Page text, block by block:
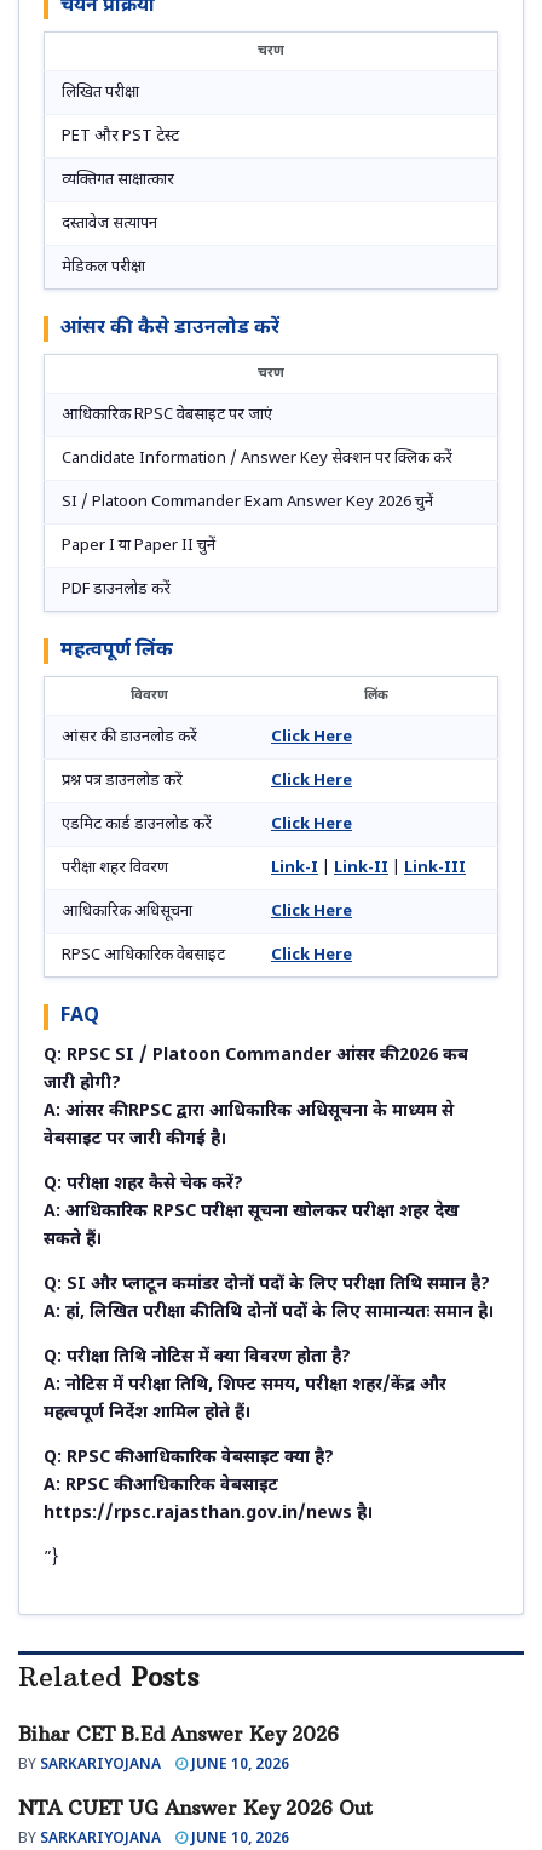
चयन प्रक्रिया
चरण
लिखित परीक्षा
PET और PST टेस्ट
व्यक्तिगत साक्षात्कार
दस्तावेज सत्यापन
मेडिकल परीक्षा
आंसर की कैसे डाउनलोड करें
चरण
आधिकारिक RPSC वेबसाइट पर जाएं
Candidate Information / Answer Key सेक्शन पर क्लिक करें
SI / Platoon Commander Exam Answer Key 2026 चुनें
Paper I या Paper II चुनें
PDF डाउनलोड करें
महत्वपूर्ण लिंक
विवरण लिंक
आंसर की डाउनलोड करें Click Here
प्रश्न पत्र डाउनलोड करें Click Here
एडमिट कार्ड डाउनलोड करें Click Here
परीक्षा शहर विवरण Link-I Link-II Link-III
आधिकारिक अधिसूचना Click Here
RPSC आधिकारिक वेबसाइट Click Here
FAQ
Q: RPSC SI / Platoon Commander आंसर की 2026 कब
जारी होगी?
A: आंसर की RPSC द्वारा आधिकारिक अधिसूचना के माध्यम से
वेबसाइट पर जारी की गई है।
Q: परीक्षा शहर कैसे चेक करें?
A: आधिकारिक RPSC परीक्षा सूचना खोलकर परीक्षा शहर देख
सकते हैं।
Q: SI और प्लाटून कमांडर दोनों पदों के लिए परीक्षा तिथि समान है?
A: हां, लिखित परीक्षा की तिथि दोनों पदों के लिए सामान्यतः समान है।
Q: परीक्षा तिथि नोटिस में क्या विवरण होता है?
A: नोटिस में परीक्षा तिथि, शिफ्ट समय, परीक्षा शहर/केंद्र और
महत्वपूर्ण निर्देश शामिल होते हैं।
Q: RPSC की आधिकारिक वेबसाइट क्या है?
A: RPSC की आधिकारिक वेबसाइट
https://rpsc.rajasthan.gov.in/news है।
”}
Related Posts
Bihar CET B.Ed Answer Key 2026
BY SARKARIYOJANA JUNE 10, 2026
NTA CUET UG Answer Key 2026 Out
BY SARKARIYOJANA JUNE 10, 2026